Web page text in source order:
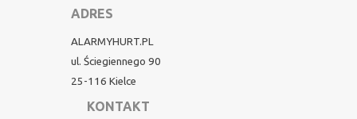
ADRES
ALARMYHURT.PL
ul. Ściegiennego 90
25-116 Kielce
KONTAKT